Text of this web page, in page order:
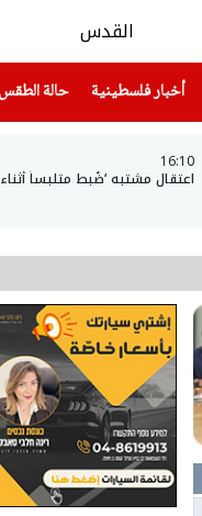
أخبار فلسطينية(current) حالة الطقس
16:10
اعتقال مشتبه ‘ضُبط متلبساً